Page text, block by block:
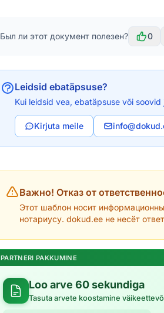
Был ли этот документ полезен? 0
Leidsid ebatäpsuse?
Kui leidsid vea, ebatäpsuse või
Kirjuta meile
Важно! Отказ от
Этот шаблон носит
нотариусу. dokud.ee не несёт
PARTNERI PAKKUMINE
Loo arve 60 sekundiga
Tasuta arvete koostamine